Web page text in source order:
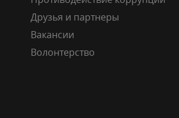
Друзья и партнеры
Вакансии
Волонтерство